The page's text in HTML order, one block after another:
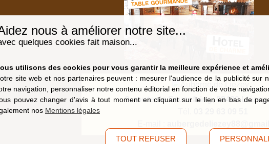
nous à améliorer notre site...
quelques cookies fait maison...
utilisons des cookies pour vous garantir la meilleure expérience et
site web et nos partenaires peuvent : mesurer l'audience de la publicité sur
navigation, personnaliser notre contenu éditorial en fonction de votre
pouvez changer d'avis à tout moment en cliquant sur le lien en bas de
nos Mentions légales
TOUT REFUSER
9, route de Saucefaing, 88400 Liézey